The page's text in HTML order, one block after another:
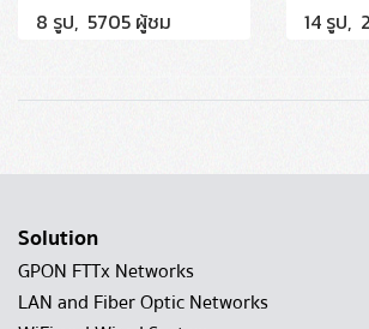
8 รูป, 5705 ผู้ชม
14 รูป,
Solution
GPON FTTx Networks
LAN and Fiber Optic Networks